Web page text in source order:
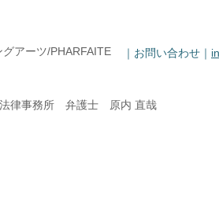
アーツ/PHARFAITE ｜お問い合わせ｜
律事務所 弁護士 原内 直哉